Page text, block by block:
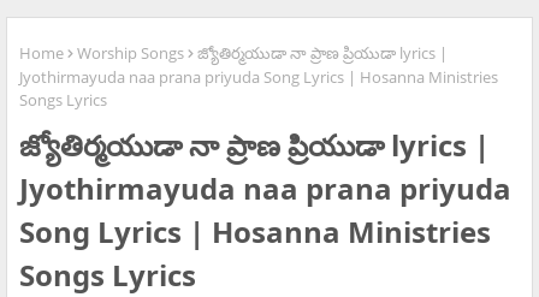
Home Worship Songs
జ్యోతిర్మయుడా నా ప్రాణ ప్రియుడా lyrics |
Jyothirmayuda naa prana priyuda Song Lyrics | Hosanna Ministries
Songs Lyrics
జ్యోతిర్మయుడా నా ప్రాణ ప్రియుడా lyrics |
Jyothirmayuda naa prana priyuda
Song Lyrics | Hosanna Ministries
Songs Lyrics